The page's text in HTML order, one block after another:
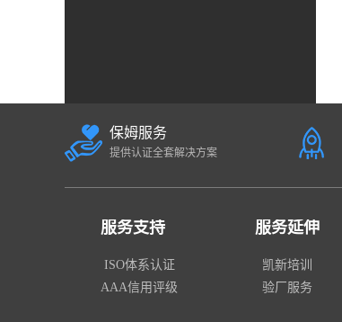
保姆服务
提供认证全套解决方案
服务支持
ISO体系认证
AAA信用评级
服务延伸
凯新培训
验厂服务